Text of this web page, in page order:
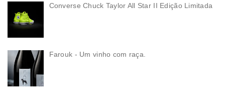
Converse Chuck Taylor All Star II Edição Limitada
Farouk - Um vinho com raça.